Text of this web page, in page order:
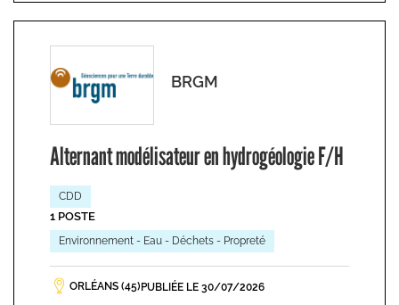
BRGM
Alternant modélisateur en hydrogéologie F/H
CDD
1 POSTE
Environnement - Eau - Déchets - Propreté
ORLÉANS (45) PUBLIÉE LE 30/07/2026